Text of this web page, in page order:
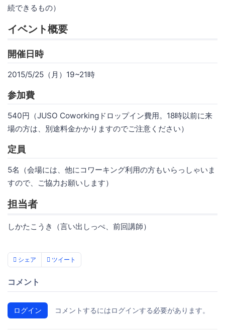
続できるもの）
イベント概要
開催日時
2015/5/25（月）19~21時
参加費
540円（JUSO Coworkingドロップイン費用。18時以前に来
場の方は、別途料金かかりますのでご注意ください）
定員
5名（会場には、他にコワーキング利用の方もいらっしゃいま
すので、ご協力お願いします）
担当者
しかたこうき（言い出しっぺ、前回講師）
シェア ツイート
コメント
ログイン コメントするにはログインする必要があります。